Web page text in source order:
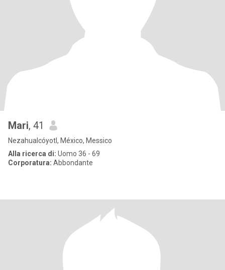
Mari, 41
Nezahualcóyotl, México, Messico
Alla ricerca di: Uomo 36 - 69
Corporatura: Abbondante